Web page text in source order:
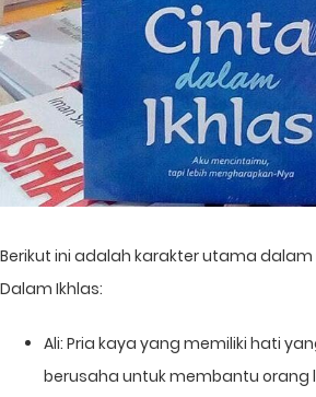
Berikut ini adalah karakter utama dalam
Dalam Ikhlas:
Ali: Pria kaya yang memiliki hati
berusaha untuk membantu orang